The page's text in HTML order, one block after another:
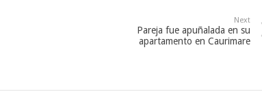
Next
Pareja fue apuñalada en su
apartamento en Caurimare